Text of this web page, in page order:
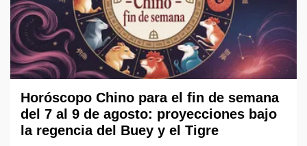
Horóscopo Chino para el fin de semana
del 7 al 9 de agosto: proyecciones bajo
la regencia del Buey y el Tigre